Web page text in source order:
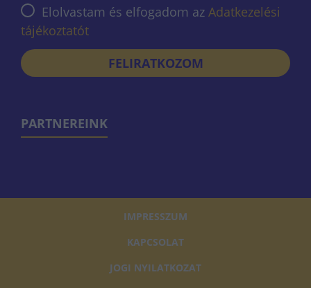
Elolvastam és elfogadom az Adatkezelési
tájékoztatót
FELIRATKOZOM
PARTNEREINK
IMPRESSZUM
KAPCSOLAT
JOGI NYILATKOZAT